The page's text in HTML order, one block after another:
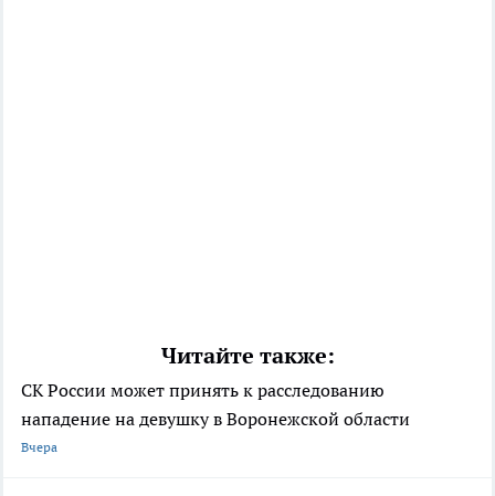
Читайте также:
СК России может принять к расследованию
нападение на девушку в Воронежской области
Вчера